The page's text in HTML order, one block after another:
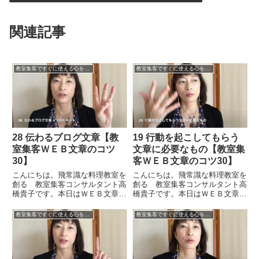
関連記事
教室集客ですぐに使える心をつかむＷＥＢ文章のコツ30
28 伝わるブログ文章【教
室集客ＷＥＢ文章のコツ
30】
こんにちは。飛常識な料理教室を
創る 教室集客コンサルタント高
橋貴子です。本日はＷＥＢ文章の
ログ文章４つのポイント」につい
てお伝えをしたいと思います。今
までいろいろとお話をしてきたこ
とについての総合的なお話にな
教室集客ですぐに使える心をつかむＷＥＢ文章のコツ30
19 行動を起こしてもらう
文章に必要なもの【教室集
客ＷＥＢ文章のコツ30】
こんにちは。飛常識な料理教室を
創る 教室集客コンサルタント高
橋貴子です。本日はＷＥＢ文章の
こしてもらう文章に必要なもの」
ということについてお伝えをした
いと思います。文章やブログの添
削をしているときに出てくるお
教室集客ですぐに使える心をつかむＷＥＢ文章のコツ30 教室集客ですぐに使える心をつかむＷＥＢ文章のコツ30